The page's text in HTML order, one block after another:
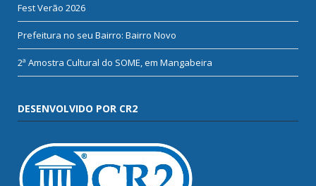
Fest Verão 2026
Prefeitura no seu Bairro: Bairro Novo
2ª Amostra Cultural do SOME, em Mangabeira
DESENVOLVIDO POR CR2